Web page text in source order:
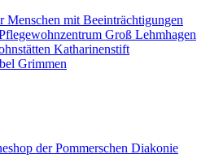
Menschen mit Beeinträchtigungen
Groß Lehmhagen
Katharinenstift
Grimmen
der Pommerschen Diakonie